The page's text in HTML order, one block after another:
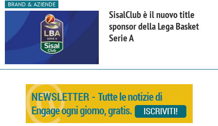
BRAND & AZIENDE
SisalClub è il nuovo title
sponsor della Lega Basket
Serie A